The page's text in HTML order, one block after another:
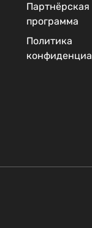
Партнёрская
программа
Политика